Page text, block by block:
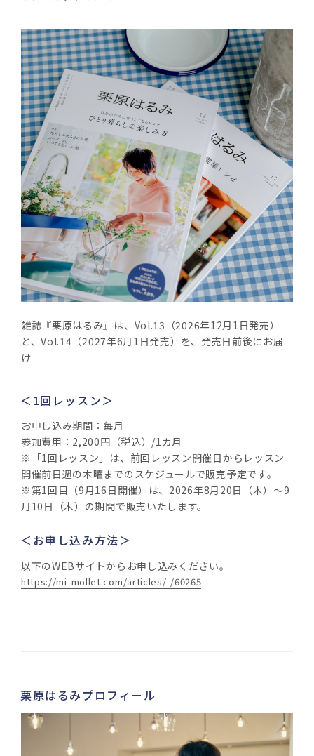
雑誌『栗原はるみ』は、Vol.13（2026年12月1日発売）
と、Vol.14（2027年6月1日発売）を、発売日前後にお届
け
＜1回レッスン＞
お申し込み期間：毎月
参加費用：2,200円（税込）/1カ月
※「1回レッスン」は、前回レッスン開催日からレッスン
開催前日週の木曜までのスケジュールで販売予定です。
※第1回目（9月16日開催）は、2026年8月20日（木）～9
月10日（木）の期間で販売いたします。
＜お申し込み方法＞
以下のWEBサイトからお申し込みください。
https://mi-mollet.com/articles/-/60265
栗原はるみプロフィール